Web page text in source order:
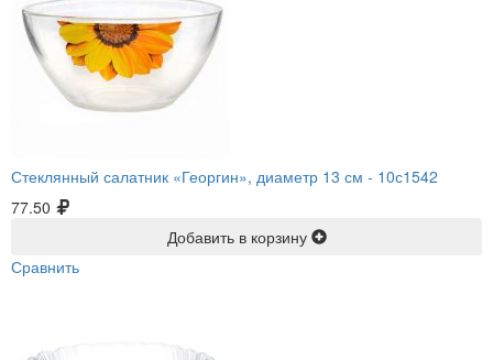
Стеклянный салатник «Георгин», диаметр 13 см - 10с1542
77.50
Добавить в корзину
Сравнить